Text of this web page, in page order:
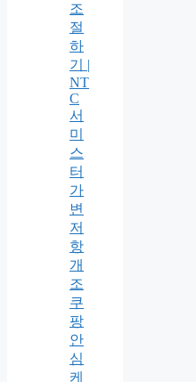
조
절
하
기 |
NT
C
서
미
스
터
가
변
저
항
개
조
쿠
팡
안
심
케